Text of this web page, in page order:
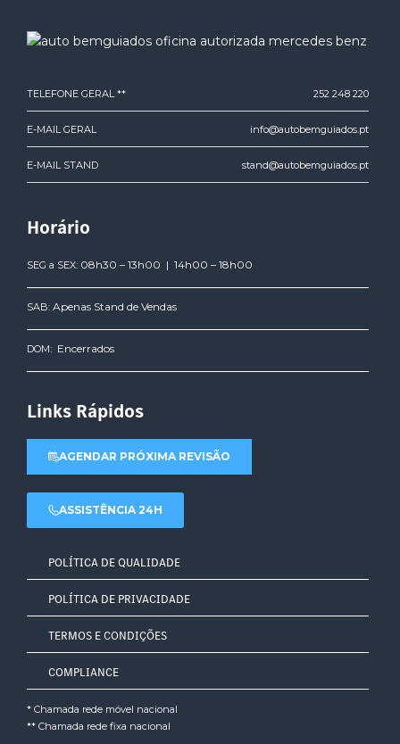
TELEFONE GERAL ** 252 248 220
E-MAIL GERAL info@autobemguiados.pt
E-MAIL STAND stand@autobemguiados.pt
Horário
SEG a SEX: 08h30 – 13h00 | 14h00 – 18h00
SAB: Apenas Stand de Vendas
DOM: Encerrados
Links Rápidos
AGENDAR PRÓXIMA REVISÃO
ASSISTÊNCIA 24H
POLÍTICA DE QUALIDADE
POLÍTICA DE PRIVACIDADE
TERMOS E CONDIÇÕES
COMPLIANCE
* Chamada rede móvel nacional
** Chamada rede fixa nacional